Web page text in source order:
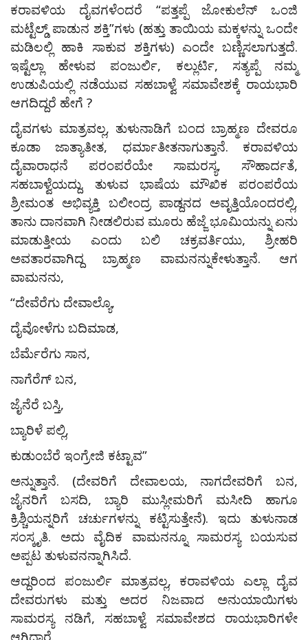
ಕರಾವಳಿಯ ದೈವಗಳೆಂದರೆ “ಪತ್ತಪ್ಪೆ ಜೋಕುಲೆನ್ ಒಂಜಿ
ಮಟ್ಟೆಲ್ಡ್ ಪಾಡುನ ಶಕ್ತಿ”ಗಳು (ಹತ್ತು ತಾಯಿಯ ಮಕ್ಕಳನ್ನು ಒಂದೇ
ಮಡಿಲಲ್ಲಿ ಹಾಕಿ ಸಾಕುವ ಶಕ್ತಿಗಳು) ಎಂದೇ ಬಣ್ಣಿಸಲಾಗುತ್ತದೆ.
ಇಷ್ಟೆಲ್ಲಾ ಹೇಳುವ ಪಂಜುರ್ಲಿ, ಕಲ್ಲುರ್ಟಿ, ಸತ್ಯಪ್ಪೆ ನಮ್ಮ
ಉಡುಪಿಯಲ್ಲಿ ನಡೆಯುವ ಸಹಬಾಳ್ವೆ ಸಮಾವೇಶಕ್ಕೆ ರಾಯಭಾರಿ
ಆಗದಿದ್ದರೆ ಹೇಗೆ ?
ದೈವಗಳು ಮಾತ್ರವಲ್ಲ, ತುಳುನಾಡಿಗೆ ಬಂದ ಬ್ರಾಹ್ಮಣ ದೇವರೂ
ಕೂಡಾ ಜಾತ್ಯಾತೀತ, ಧರ್ಮಾತೀತನಾಗುತ್ತಾನೆ. ಕರಾವಳಿಯ
ದೈವಾರಾಧನೆ ಪರಂಪರೆಯೇ ಸಾಮರಸ್ಯ, ಸೌಹಾರ್ದತೆ,
ಸಹಬಾಳ್ವೆಯದ್ದು. ತುಳುವ ಭಾಷೆಯ ಮೌಖಿಕ ಪರಂಪರೆಯ
ಶ್ರೀಮಂತ ಅಭಿವ್ಯಕ್ತಿ ಬಲೀಂದ್ರ ಪಾಡ್ದನದ ಅವೃತ್ತಿಯೊಂದರಲ್ಲಿ,
ತಾನು ದಾನವಾಗಿ ನೀಡಲಿರುವ ಮೂರು ಹೆಜ್ಜೆ ಭೂಮಿಯನ್ನು ಏನು
ಮಾಡುತ್ತೀಯ ಎಂದು ಬಲಿ ಚಕ್ರವರ್ತಿಯು, ಶ್ರೀಹರಿ
ಅವತಾರವಾಗಿದ್ದ ಬ್ರಾಹ್ಮಣ ವಾಮನನ್ನುಕೇಳುತ್ತಾನೆ. ಆಗ
ವಾಮನನು,
“ದೇವೆರೆಗು ದೇವಾಲ್ಯೊ,
ದೈವೋಳೆಗು ಬದಿಮಾಡ,
ಬೆರ್ಮೆರೆಗು ಸಾನ,
ನಾಗೆರೆಗ್ ಬನ,
ಜೈನೆರೆ ಬಸ್ತಿ,
ಬ್ಯಾರಿಳೆ ಪಲ್ಲಿ,
ಕುಡುಂಬೆರೆ ಇಂಗ್ರೇಜಿ ಕಟ್ಟಾವ”
ಅನ್ನುತ್ತಾನೆ. (ದೇವರಿಗೆ ದೇವಾಲಯ, ನಾಗದೇವರಿಗೆ ಬನ,
ಜೈನರಿಗೆ ಬಸದಿ, ಬ್ಯಾರಿ ಮುಸ್ಲೀಮರಿಗೆ ಮಸೀದಿ ಹಾಗೂ
ಕ್ರಿಶ್ಚಿಯನ್ನರಿಗೆ ಚರ್ಚುಗಳನ್ನು ಕಟ್ಟಿಸುತ್ತೇನೆ). ಇದು ತುಳುನಾಡ
ಸಂಸ್ಕೃತಿ. ಅದು ವೈದಿಕ ವಾಮನನ್ನೂ ಸಾಮರಸ್ಯ ಬಯಸುವ
ಅಪ್ಪಟ ತುಳುವನನ್ನಾಗಿಸಿದೆ.
ಆದ್ದರಿಂದ ಪಂಜುರ್ಲಿ ಮಾತ್ರವಲ್ಲ, ಕರಾವಳಿಯ ಎಲ್ಲಾ ದೈವ
ದೇವರುಗಳು ಮತ್ತು ಅದರ ನಿಜವಾದ ಅನುಯಾಯಿಗಳು
ಸಾಮರಸ್ಯ ನಡಿಗೆ, ಸಹಬಾಳ್ವೆ ಸಮಾವೇಶದ ರಾಯಭಾರಿಗಳೇ
ಆಗಿದ್ದಾರೆ.